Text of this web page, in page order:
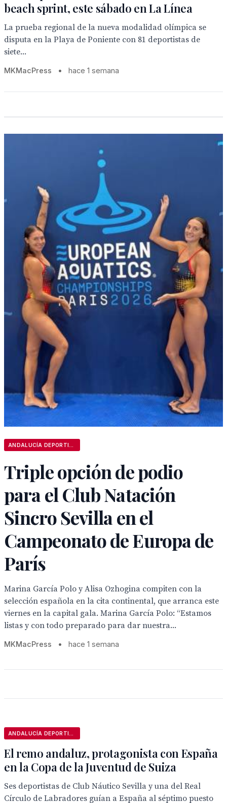
beach sprint, este sábado en La Línea
La prueba regional de la nueva modalidad olímpica se
disputa en la Playa de Poniente con 81 deportistas de
siete...
MKMacPress • hace 1 semana
Triple opción de podio
para el Club Natación
Sincro Sevilla en el
Campeonato de Europa de
París
Marina García Polo y Alisa Ozhogina compiten con la
selección española en la cita continental, que arranca este
viernes en la capital gala. Marina García Polo: “Estamos
listas y con todo preparado para dar nuestra...
MKMacPress • hace 1 semana
El remo andaluz, protagonista con España
en la Copa de la Juventud de Suiza
Ses deportistas de Club Náutico Sevilla y una del Real
Círculo de Labradores guían a España al séptimo puesto